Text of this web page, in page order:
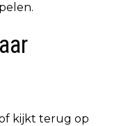
kijkt terug op